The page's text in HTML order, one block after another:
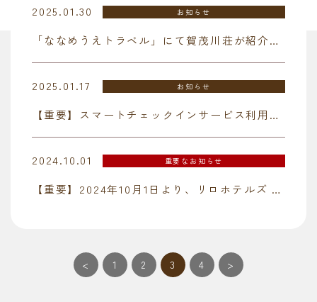
2025.01.30 お知らせ
「ななめうえトラベル」にて賀茂川荘が紹介されました！
2025.01.17 お知らせ
【重要】スマートチェックインサービス利用停止期間のお知らせ
2024.10.01 重要なお知らせ
【重要】2024年10月1日より、リロホテルズ 会員特典が変更となります。
< 1 2 3 4 >